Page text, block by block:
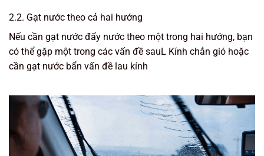
2.2. Gạt nước theo cả hai hướng
Nếu cần gạt nước đẩy nước theo một trong hai hướng, bạn
có thể gặp một trong các vấn đề sauL Kính chắn gió hoặc
cần gạt nước bẩn vấn đề lau kính